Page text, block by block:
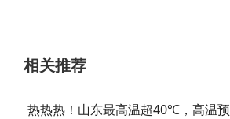
相关推荐
热热热！山东最高温超40℃，高温预